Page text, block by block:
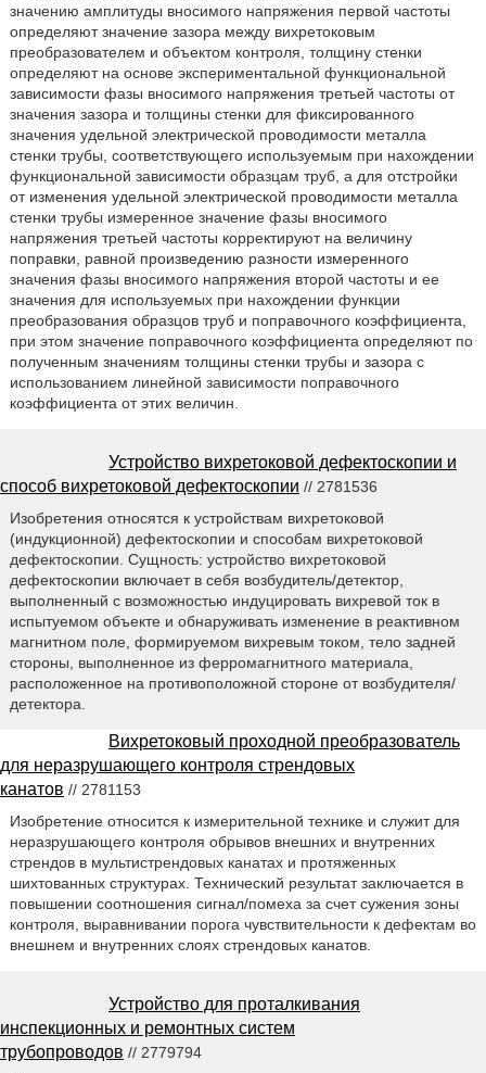
значению амплитуды вносимого напряжения первой частоты
определяют значение зазора между вихретоковым
преобразователем и объектом контроля, толщину стенки
определяют на основе экспериментальной функциональной
зависимости фазы вносимого напряжения третьей частоты от
значения зазора и толщины стенки для фиксированного
значения удельной электрической проводимости металла
стенки трубы, соответствующего используемым при нахождении
функциональной зависимости образцам труб, а для отстройки
от изменения удельной электрической проводимости металла
стенки трубы измеренное значение фазы вносимого
напряжения третьей частоты корректируют на величину
поправки, равной произведению разности измеренного
значения фазы вносимого напряжения второй частоты и ее
значения для используемых при нахождении функции
преобразования образцов труб и поправочного коэффициента,
при этом значение поправочного коэффициента определяют по
полученным значениям толщины стенки трубы и зазора с
использованием линейной зависимости поправочного
коэффициента от этих величин.
Устройство вихретоковой дефектоскопии и
способ вихретоковой дефектоскопии // 2781536
Изобретения относятся к устройствам вихретоковой
(индукционной) дефектоскопии и способам вихретоковой
дефектоскопии. Сущность: устройство вихретоковой
дефектоскопии включает в себя возбудитель/детектор,
выполненный с возможностью индуцировать вихревой ток в
испытуемом объекте и обнаруживать изменение в реактивном
магнитном поле, формируемом вихревым током, тело задней
стороны, выполненное из ферромагнитного материала,
расположенное на противоположной стороне от возбудителя/
детектора.
Вихретоковый проходной преобразователь
для неразрушающего контроля стрендовых
канатов // 2781153
Изобретение относится к измерительной технике и служит для
неразрушающего контроля обрывов внешних и внутренних
стрендов в мультистрендовых канатах и протяженных
шихтованных структурах. Технический результат заключается в
повышении соотношения сигнал/помеха за счет сужения зоны
контроля, выравнивании порога чувствительности к дефектам во
внешнем и внутренних слоях стрендовых канатов.
Устройство для проталкивания
инспекционных и ремонтных систем
трубопроводов // 2779794